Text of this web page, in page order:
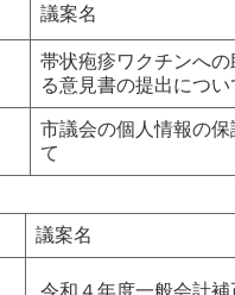
議案名
帯状疱疹ワクチンへ
る意見書の提出につい
市議会の個人情報の
て
議案名
令和４年度一般会計補